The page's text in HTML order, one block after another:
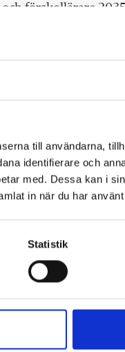
till användarna,
identifierare och
med. Dessa kan i
in när du har
Statistik
och förskollärare
fullföljer sin
Mari Skorpen.
för att
förslaget
på studenterna. I
skickar en signal
är helt centralt om